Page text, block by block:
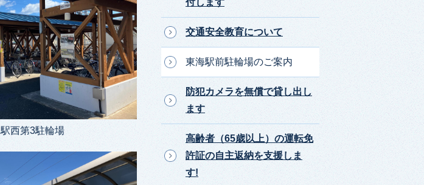
駅西第3駐輪場
付します
交通安全教育について
東海駅前駐輪場のご案内
防犯カメラを無償で貸し出し
ます
高齢者（65歳以上）の運転免
許証の自主返納を支援しま
す!